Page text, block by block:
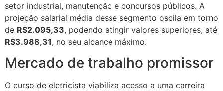
setor industrial, manutenção e concursos públicos. A
projeção salarial média desse segmento oscila em torno
de R$2.095,33, podendo atingir valores superiores, até
R$3.988,31, no seu alcance máximo.
Mercado de trabalho promissor
O curso de eletricista viabiliza acesso a uma carreira